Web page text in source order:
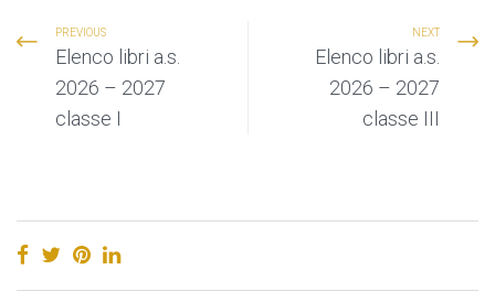
PREVIOUS
Elenco libri a.s.
2026 – 2027
classe I
NEXT
Elenco libri a.s.
2026 – 2027
classe III